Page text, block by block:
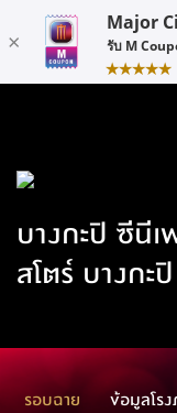
บางกะปิ ซีนี
สโตร์ บางกะปิ
รอบฉาย ข้อมูลโร